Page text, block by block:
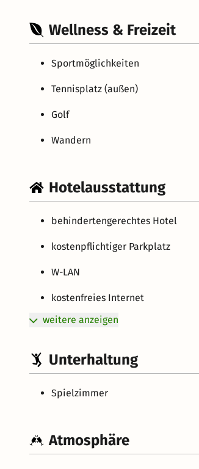
Wellness & Freizeit
Sportmöglichkeiten
Tennisplatz (außen)
Golf
Wandern
Hotelausstattung
behindertengerechtes Hotel
kostenpflichtiger Parkplatz
W-LAN
kostenfreies Internet
weitere anzeigen
Unterhaltung
Spielzimmer
Atmosphäre